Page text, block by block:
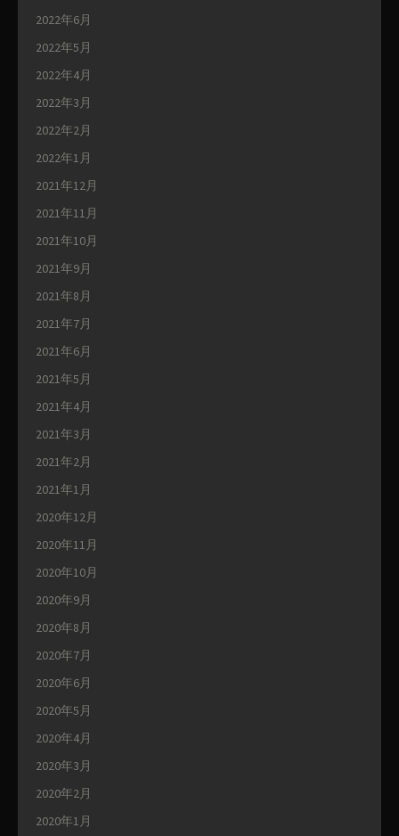
2022年6月
2022年5月
2022年4月
2022年3月
2022年2月
2022年1月
2021年12月
2021年11月
2021年10月
2021年9月
2021年8月
2021年7月
2021年6月
2021年5月
2021年4月
2021年3月
2021年2月
2021年1月
2020年12月
2020年11月
2020年10月
2020年9月
2020年8月
2020年7月
2020年6月
2020年5月
2020年4月
2020年3月
2020年2月
2020年1月